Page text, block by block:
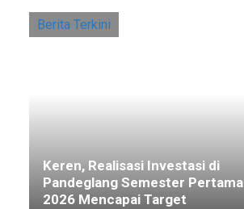
Berita Terkini
Keren, Realisasi Investasi di
Pandeglang Semester Pertama
2026 Mencapai Target